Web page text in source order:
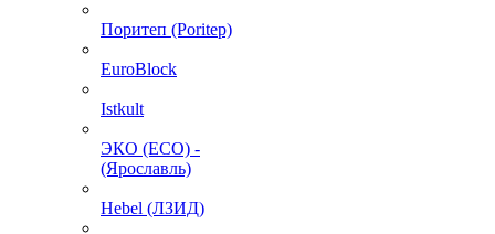
Поритеп (Poritep)
EuroBlock
Istkult
ЭКО (ECO) -
(Ярославль)
Hebel (ЛЗИД)